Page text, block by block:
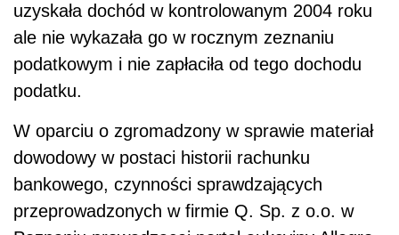
uzyskała dochód w kontrolowanym 2004 roku
ale nie wykazała go w rocznym zeznaniu
podatkowym i nie zapłaciła od tego dochodu
podatku.
W oparciu o zgromadzony w sprawie materiał
dowodowy w postaci historii rachunku
bankowego, czynności sprawdzających
przeprowadzonych w firmie Q. Sp. z o.o. w